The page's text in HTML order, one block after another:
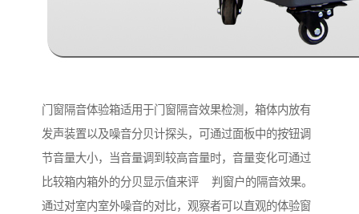
门窗隔音体验箱适用于门窗隔音效果检测，箱体内放有
发声装置以及噪音分贝计探头，可通过面板中的按钮调
节音量大小，当音量调到较高音量时，音量变化可通过
比较箱内箱外的分贝显示值来评 判窗户的隔音效果。
通过对室内室外噪音的对比，观察者可以直观的体验窗